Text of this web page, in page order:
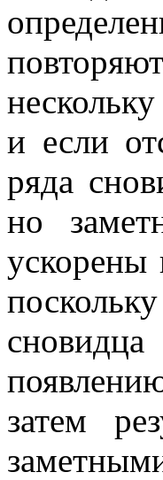
и если
ряда
но
ускорены
затем